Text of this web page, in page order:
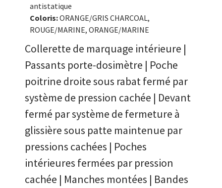
antistatique
Coloris:ORANGE/GRIS CHARCOAL,
ROUGE/MARINE, ORANGE/MARINE
Collerette de marquage intérieure |
Passants porte-dosimètre | Poche
poitrine droite sous rabat fermé par
système de pression cachée | Devant
fermé par système de fermeture à
glissière sous patte maintenue par
pressions cachées | Poches
intérieures fermées par pression
cachée | Manches montées | Bandes